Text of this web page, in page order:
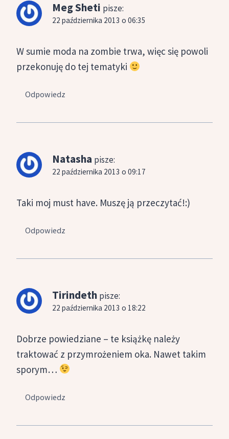
Meg Sheti pisze:
22 października 2013 o 06:35
W sumie moda na zombie trwa, więc się powoli
przekonuję do tej tematyki
Odpowiedz
Natasha pisze:
22 października 2013 o 09:17
Taki moj must have. Muszę ją przeczytać!:)
Odpowiedz
Tirindeth pisze:
22 października 2013 o 18:22
Dobrze powiedziane – te książkę należy
traktować z przymrożeniem oka. Nawet takim
sporym…
Odpowiedz